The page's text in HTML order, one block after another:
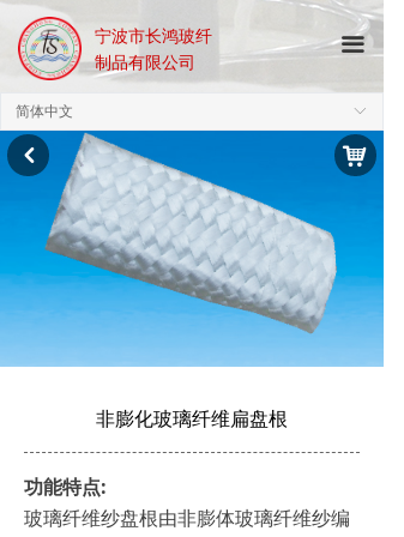
宁波市长鸿玻纤
制品有限公司
끀
ꀅ
简体中文
非膨化玻璃纤维扁盘根
功能特点:
玻璃纤维纱盘根由非膨体玻璃纤维纱编
낙
낒